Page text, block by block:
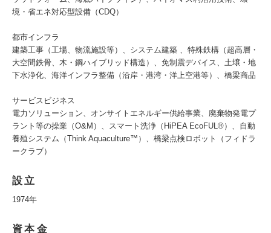
境・省エネ対応型設備（CDQ）
都市インフラ
建築工事（工場、物流施設等）、システム建築 、特殊鉄構（超高層・
大空間鉄骨、木・鋼ハイブリッド構造）、免制震デバイス、土壌・地
下水浄化、海洋インフラ整備（沿岸・港湾・洋上空港等）、橋梁商品
サービスビジネス
電力ソリューション、オンサイトエネルギー供給事業、廃棄物発電プ
ラント等の操業（O&M）、スマート洗浄（HiPEA EcoFUL®）、自動
養殖システム（Think Aquaculture™）、橋梁点検ロボット（フィドラ
ークラブ）
設立
1974年
資本金